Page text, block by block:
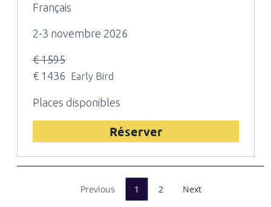
Français
2-3 novembre 2026
€ 1595
€ 1436
Early Bird
Places disponibles
Réserver
Previous 1 2 Next